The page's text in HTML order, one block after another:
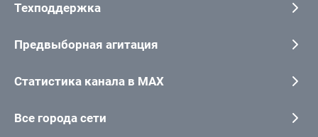
Техподдержка
Предвыборная агитация
Статистика канала в MAX
Все города сети